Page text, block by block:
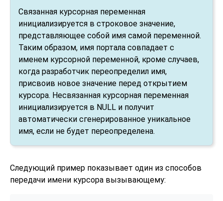
Связанная курсорная переменная
инициализируется в строковое значение,
представляющее собой имя самой переменной.
Таким образом, имя портала совпадает с
именем курсорной переменной, кроме случаев,
когда разработчик переопределил имя,
присвоив новое значение перед открытием
курсора. Несвязанная курсорная переменная
инициализируется в NULL и получит
автоматически сгенерированное уникальное
имя, если не будет переопределена.
Следующий пример показывает один из способов
передачи имени курсора вызывающему: